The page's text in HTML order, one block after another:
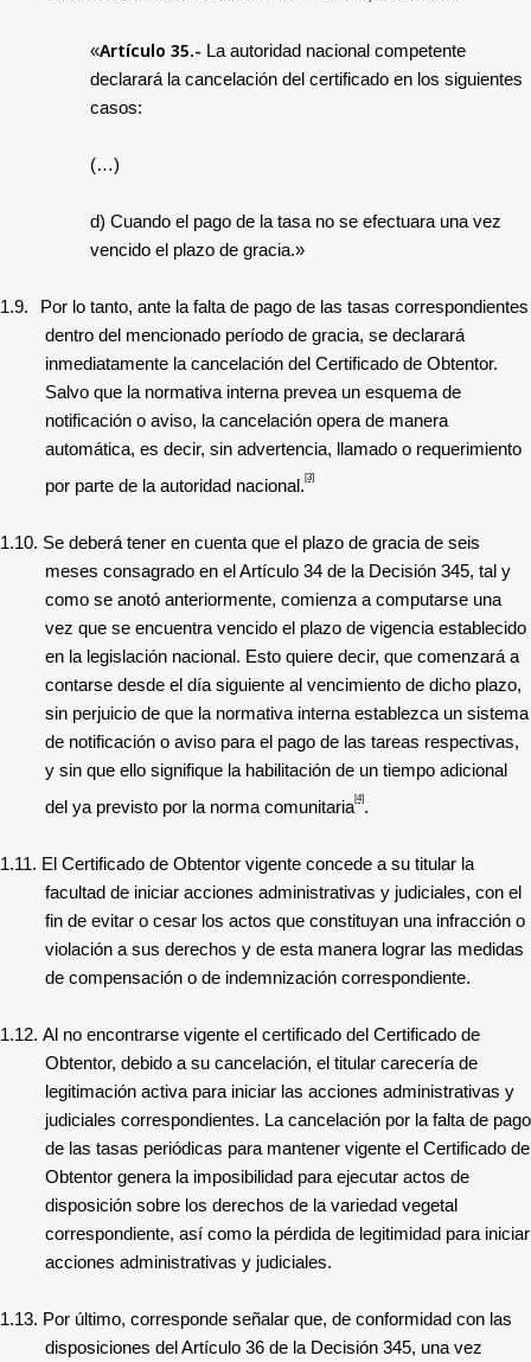
«Artículo 35.- La autoridad nacional competente
declarará la cancelación del certificado en los siguientes
casos:
(…)
d) Cuando el pago de la tasa no se efectuara una vez
vencido el plazo de gracia.»
1.9.
Por lo tanto, ante la falta de pago de las tasas correspondientes
dentro del mencionado período de gracia, se declarará
inmediatamente la cancelación del Certificado de Obtentor.
Salvo que la normativa interna prevea un esquema de
notificación o aviso, la cancelación opera de manera
automática, es decir, sin advertencia, llamado o requerimiento
por parte de la autoridad nacional. [3]
1.10. Se deberá tener en cuenta que el plazo de gracia de seis
meses consagrado en el Artículo 34 de la Decisión 345, tal y
como se anotó anteriormente, comienza a computarse una
vez que se encuentra vencido el plazo de vigencia establecido
en la legislación nacional. Esto quiere decir, que comenzará a
contarse desde el día siguiente al vencimiento de dicho plazo,
sin perjuicio de que la normativa interna establezca un sistema
de notificación o aviso para el pago de las tareas respectivas,
y sin que ello signifique la habilitación de un tiempo adicional
del ya previsto por la norma comunitaria[4].
1.11. El Certificado de Obtentor vigente concede a su titular la
facultad de iniciar acciones administrativas y judiciales, con el
fin de evitar o cesar los actos que constituyan una infracción o
violación a sus derechos y de esta manera lograr las medidas
de compensación o de indemnización correspondiente.
1.12. Al no encontrarse vigente el certificado del Certificado de
Obtentor, debido a su cancelación, el titular carecería de
legitimación activa para iniciar las acciones administrativas y
judiciales correspondientes. La cancelación por la falta de pago
de las tasas periódicas para mantener vigente el Certificado de
Obtentor genera la imposibilidad para ejecutar actos de
disposición sobre los derechos de la variedad vegetal
correspondiente, así como la pérdida de legitimidad para iniciar
acciones administrativas y judiciales.
1.13. Por último, corresponde señalar que, de conformidad con las
disposiciones del Artículo 36 de la Decisión 345, una vez